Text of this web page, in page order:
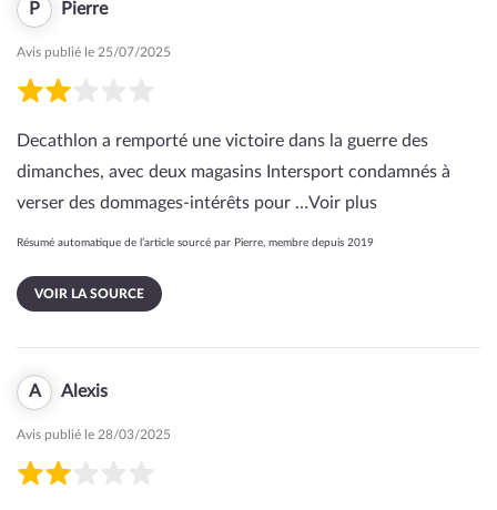
P Pierre
Avis publié le 25/07/2025
Decathlon a remporté une victoire dans la guerre des
dimanches, avec deux magasins Intersport condamnés à
verser des dommages-intérêts pour …Voir plus
Résumé automatique de l’article sourcé par Pierre, membre depuis 2019
VOIR LA SOURCE
A Alexis
Avis publié le 28/03/2025